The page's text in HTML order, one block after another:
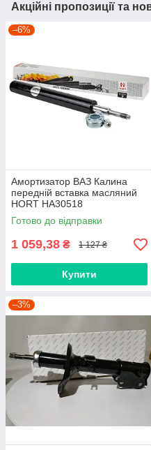
Акційні пропозиції та
–6%
Амортизатор ВАЗ Калина
передній вставка масляний
HORT HA30518
Готово до відправки
1 059,38 ₴ 1 127 ₴
Купити
–3%